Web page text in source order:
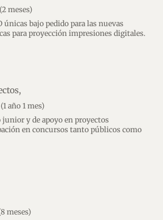
(2 meses)
únicas bajo pedido para las nuevas
para proyección impresiones digitales.
(1 año 1 mes)
y de apoyo en proyectos
en concursos tanto públicos como
meses)